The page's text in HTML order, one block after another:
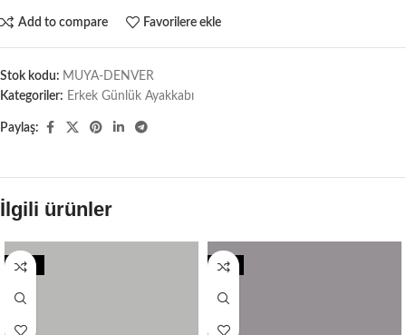
Add to compare Favorilere ekle
Stok kodu: MUYA-DENVER
Kategoriler: Erkek Günlük Ayakkabı
Paylaş:
İlgili ürünler
-40% -8%